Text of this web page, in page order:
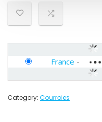
France -
Category: Courroies